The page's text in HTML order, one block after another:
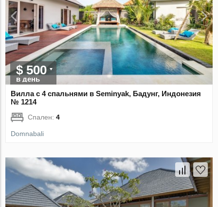
$ 500
в день
Вилла с 4 спальнями в Seminyak, Бадунг, Индонезия
№ 1214
Спален:4
Domnabali